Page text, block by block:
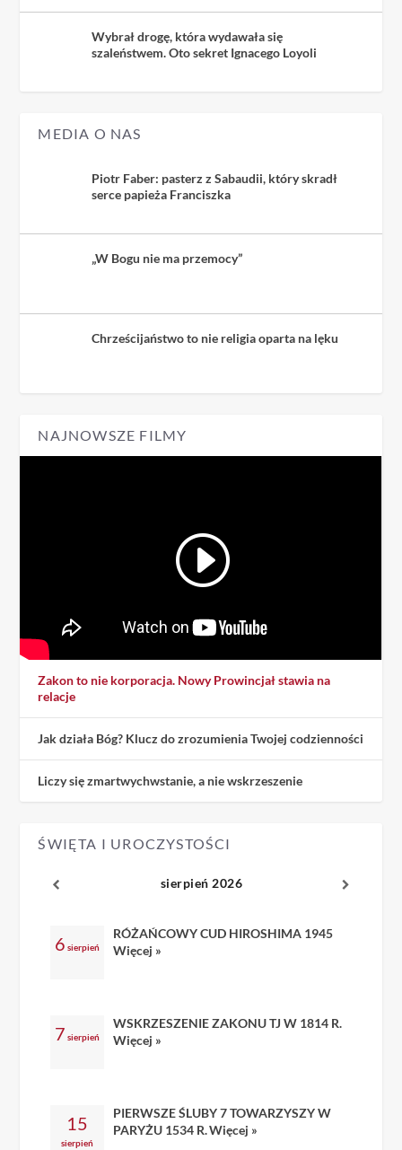
Wybrał drogę, która wydawała się
szaleństwem. Oto sekret Ignacego Loyoli
MEDIA O NAS
Piotr Faber: pasterz z Sabaudii, który skradł
serce papieża Franciszka
„W Bogu nie ma przemocy”
Chrześcijaństwo to nie religia oparta na lęku
NAJNOWSZE FILMY
Zakon to nie korporacja. Nowy Prowincjał stawia na
relacje
Jak działa Bóg? Klucz do zrozumienia Twojej codzienności
Liczy się zmartwychwstanie, a nie wskrzeszenie
ŚWIĘTA I UROCZYSTOŚCI
sierpień 2026
6 sierpień
RÓŻAŃCOWY CUD HIROSHIMA 1945
Więcej »
7 sierpień
WSKRZESZENIE ZAKONU TJ W 1814 R.
Więcej »
15
sierpień
PIERWSZE ŚLUBY 7 TOWARZYSZY W
PARYŻU 1534 R.Więcej »